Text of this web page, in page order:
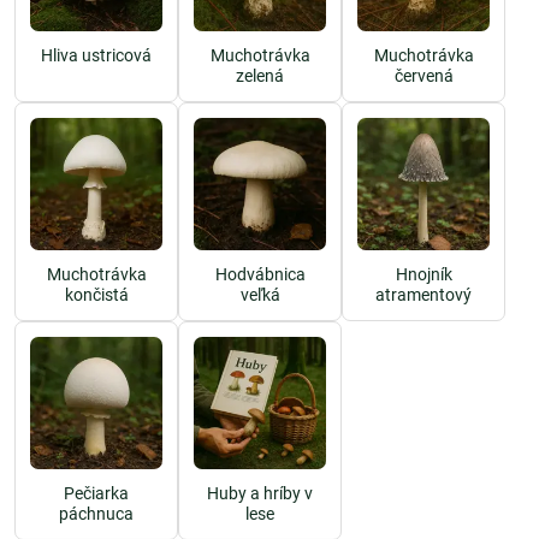
často vyzerajú podobne ako jedlé druhy. Medzi najnebezpečnejšie
Muchotrávka zelená (Amanita phalloides):
Smrteľne jedovatá,
často zamieňaná za pečiarky alebo plávky.
Muchotrávka končistá (Amanita virosa):
Celobiela, prudko
toxická, aj v malom množstve môže spôsobiť smrť.
Hodvábnica veľká (Entoloma sinuatum):
Vyzerá ako plávka, no
je smrteľne jedovatá a spôsobila už mnohé otravy.
Pečiarka páchnuca (Agaricus xanthodermus):Podobná jedlým
Bezpečnosť pri zbere húb
by mala byť vždy prioritou. Zbierajte len
to, čo poznáte – pri pochybnostiach si nechajte poradiť alebo hubu
radšej nechajte v lese.
Tipy na zber, čistenie a spracovanie
Ak sa rozhodnete zbierať huby, dodržiavajte tieto zásady:
Hliva ustricová
Muchotrávka
zelená
Muchotrávka
červená
Muchotrávka
končistá
Hodvábnica
veľká
Hnojník
atramentový
Pečiarka
páchnuca
Huby a hríby v
lese